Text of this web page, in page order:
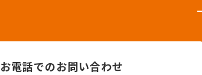
お電話でのお問い合わせ